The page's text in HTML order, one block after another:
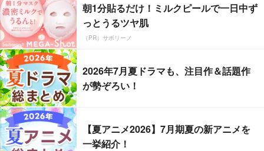
朝1分貼るだけ！ミルクピールで一日中ず
っとうるツヤ肌
（PR）サボリーノ
2026年7月夏ドラマも、注目作＆話題作
が勢ぞろい！
【夏アニメ2026】7月期夏の新アニメを
一挙紹介！